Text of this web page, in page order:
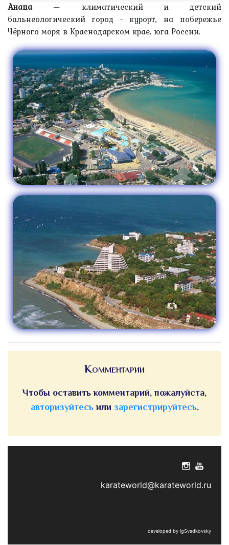
Анапа— климатический и детский
бальнеологический город - курорт, на побережье
Чёрного моря в Краснодарском крае, юга России.
Комментарии
Чтобы оставить комментарий, пожалуйста,
авторизуйтесьили зарегистрируйтесь.
karateworld@karateworld.ru
developed by IgSvadkovsky